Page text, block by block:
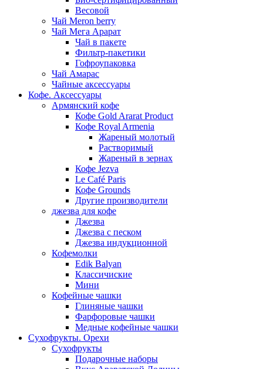
Весовой
Чай Meron berry
Чай Мега Арарат
Чай в пакете
Фильтр-пакетики
Гофроупаковка
Чай Амарас
Чайные аксессуары
Кофе. Аксессуары
Армянский кофе
Кофе Gold Ararat Product
Кофе Royal Armenia
Жареный молотый
Растворимый
Жареный в зернах
Кофе Jezva
Le Café Paris
Кофе Grounds
Другие производители
джезва для кофе
Джезва
Джезва с песком
Джезва индукционной
Кофемолки
Edik Balyan
Классичиские
Мини
Кофейные чашки
Глиняные чашки
Фарфоровые чашки
Медные кофейные чашки
Сухофрукты. Орехи
Сухофрукты
Подарочные наборы